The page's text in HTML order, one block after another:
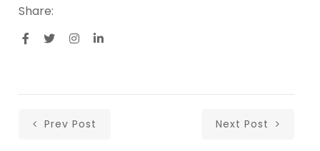
Share:
Prev Post Next Post